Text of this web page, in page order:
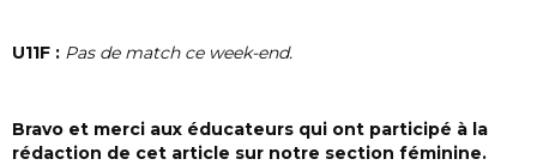
U11F : Pas de match ce week-end.
Bravo et merci aux éducateurs qui ont participé à la
rédaction de cet article sur notre section féminine.